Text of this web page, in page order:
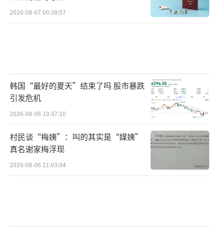
2026-08-07 00:38:57
韩国“最好的夏天”结束了吗 股市暴跌
引发危机
2026-08-06 19:37:10
村民谈“梅姨”：叫的其实是“媒姨”
真名谢家梅浮现
2026-08-06 21:03:04